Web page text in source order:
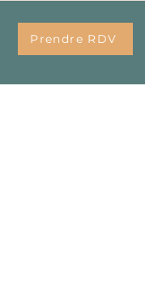
Prendre RDV